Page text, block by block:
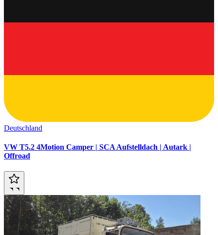
Deutschland
VW T5.2 4Motion Camper | SCA Aufstelldach | Autark |
Offroad